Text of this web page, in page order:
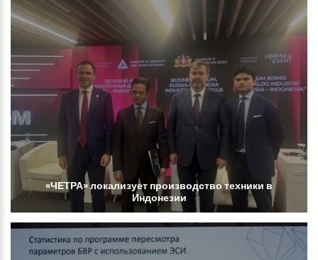
«ЧЕТРА»локализует производствотехники в
Индонезии